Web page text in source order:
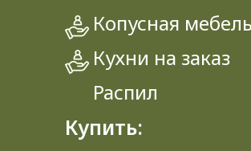
Копусная
Кухни на заказ
Распил
Купить: